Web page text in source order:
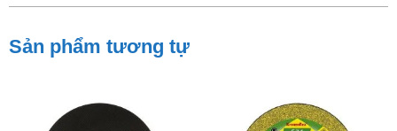
Sản phẩm tương tự